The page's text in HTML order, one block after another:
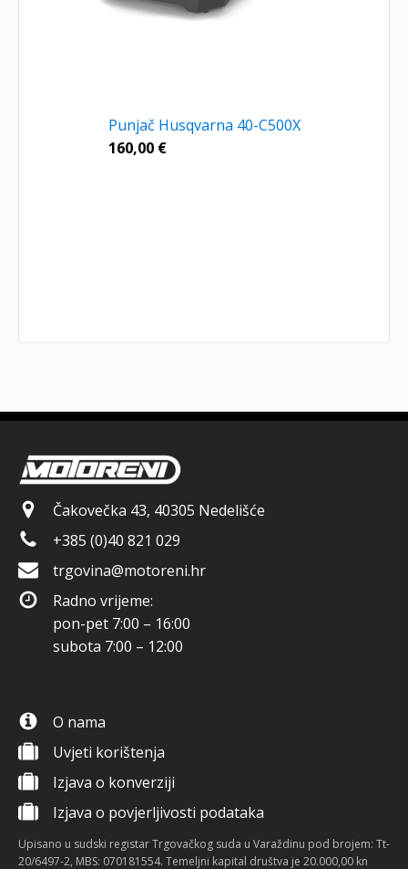
Punjač Husqvarna 40-C500X
160,00 €
Čakovečka 43, 40305 Nedelišće
+385 (0)40 821 029
trgovina@motoreni.hr
Radno vrijeme:
pon-pet 7:00 – 16:00
subota 7:00 – 12:00
O nama
Uvjeti korištenja
Izjava o konverziji
Izjava o povjerljivosti podataka
Upisano u sudski registar Trgovačkog suda u Varaždinu pod brojem: Tt-
20/6497-2, MBS: 070181554. Temeljni kapital društva je 20.000,00 kn